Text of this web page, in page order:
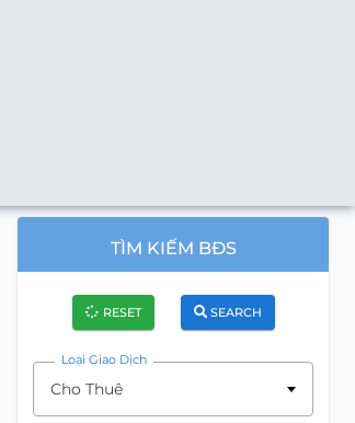
TÌM KIẾM BĐS
RESET SEARCH
Loại Giao Dịch
Cho Thuê